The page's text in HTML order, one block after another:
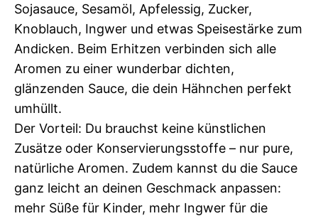
Sojasauce, Sesamöl, Apfelessig, Zucker,
Knoblauch, Ingwer und etwas Speisestärke zum
Andicken. Beim Erhitzen verbinden sich alle
Aromen zu einer wunderbar dichten,
glänzenden Sauce, die dein Hähnchen perfekt
umhüllt.
Der Vorteil: Du brauchst keine künstlichen
Zusätze oder Konservierungsstoffe – nur pure,
natürliche Aromen. Zudem kannst du die Sauce
ganz leicht an deinen Geschmack anpassen:
mehr Süße für Kinder, mehr Ingwer für die